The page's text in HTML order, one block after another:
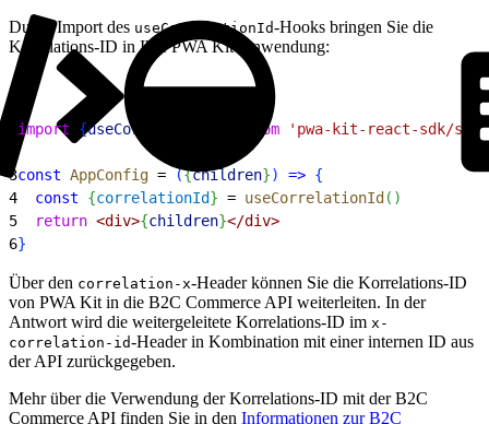
Durch Import des useCorrelationId-Hooks bringen Sie die
Korrelations-ID in Ihre PWA Kit-Anwendung:
import {useCorrelationId from 'pwa-kit-react-sdk/
3const AppConfig = ({children}) => {
4
  const
{correlationId} = useCorrelationId ( )
5
  return
<div>{children}</div>
6}
Über den correlation-x-Header können Sie die Korrelations-ID
von PWA Kit in die B2C Commerce API weiterleiten. In der
Antwort wird die weitergeleitete Korrelations-ID im x-
correlation-id-Header in Kombination mit einer internen ID aus
der API zurückgegeben.
Mehr über die Verwendung der Korrelations-ID mit der B2C
Commerce API finden Sie in den Informationen zur B2C